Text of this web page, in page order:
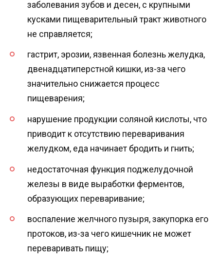
заболевания зубов и десен, с крупными
кусками пищеварительный тракт животного
не справляется;
гастрит, эрозии, язвенная болезнь желудка,
двенадцатиперстной кишки, из-за чего
значительно снижается процесс
пищеварения;
нарушение продукции соляной кислоты, что
приводит к отсутствию переваривания
желудком, еда начинает бродить и гнить;
недостаточная функция поджелудочной
железы в виде выработки ферментов,
образующих переваривание;
воспаление желчного пузыря, закупорка его
протоков, из-за чего кишечник не может
переваривать пищу;